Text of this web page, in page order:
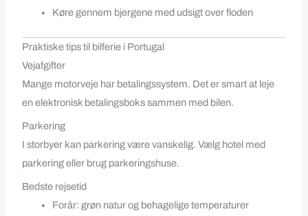
Køre gennem bjergene med udsigt over floden
Praktiske tips til bilferie i Portugal
Vejafgifter
Mange motorveje har betalingssystem. Det er smart at leje
en elektronisk betalingsboks sammen med bilen.
Parkering
I storbyer kan parkering være vanskelig. Vælg hotel med
parkering eller brug parkeringshuse.
Bedste rejsetid
Forår: grøn natur og behagelige temperaturer